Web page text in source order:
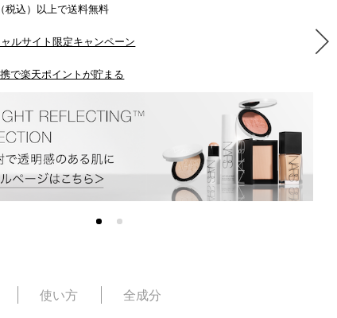
you
entered.
税込）以上で送料無料
ルサイト限定キャンペーン
で楽天ポイントが貯まる
使い方 全成分